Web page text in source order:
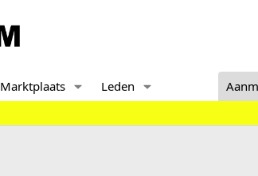
Marktplaats Leden